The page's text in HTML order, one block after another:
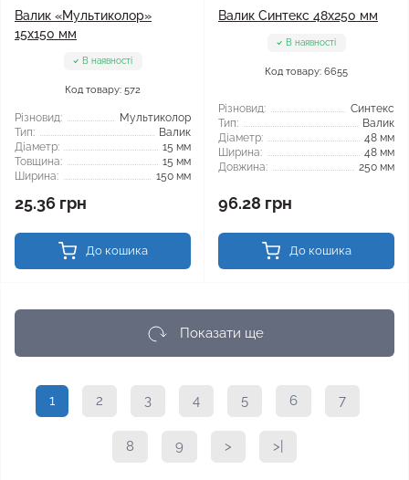
Валик «Мультиколор»
15x150 мм
В наявності
Код товару: 572
Різновид:
Мультиколор
Тип:
Валик
Діаметр:
15 мм
Товщина:
15 мм
Ширина:
150 мм
25.36 грн
До кошика
Валик Синтекс 48x250 мм
В наявності
Код товару: 6655
Різновид:
Синтекс
Тип:
Валик
Діаметр:
48 мм
Ширина:
48 мм
Довжина:
250 мм
96.28 грн
До кошика
Показати ще
1 2 3 4 5 6 7
8 9 > >|